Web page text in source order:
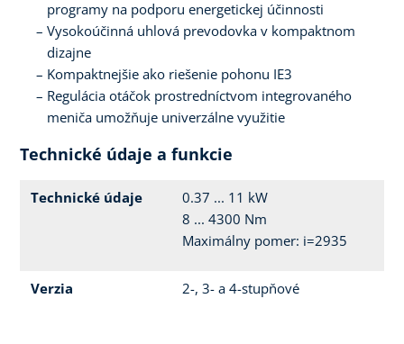
programy na podporu energetickej účinnosti
Vysokoúčinná uhlová prevodovka v kompaktnom
dizajne
Kompaktnejšie ako riešenie pohonu IE3
Regulácia otáčok prostredníctvom integrovaného
meniča umožňuje univerzálne využitie
Technické údaje a funkcie
Technické údaje
0.37 ... 11 kW
8 ... 4300 Nm
Maximálny pomer: i=2935
Verzia 2-, 3- a 4-stupňové